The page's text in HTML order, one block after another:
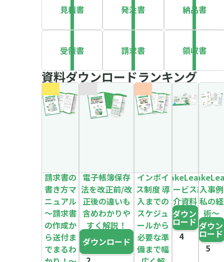
見積書 発注書 納品書
受領書 請求書 領収書
資料ダウンロードランキング
請求書の
書き方マ
ニュアル
～請求書
の作成か
ら送付ま
でまるわ
電子帳簿保存
法を改正前/改
正後の違いも
含めわかりや
すく解説！
ダウンロード
インボイ
ス制度 導
入までの
スケジュ
ールから
必要な準
備まで幅
MakeLeaps
サービス紹
介資料
ダウン
ロード
導入事
～私の
術～
ダウン
ロード